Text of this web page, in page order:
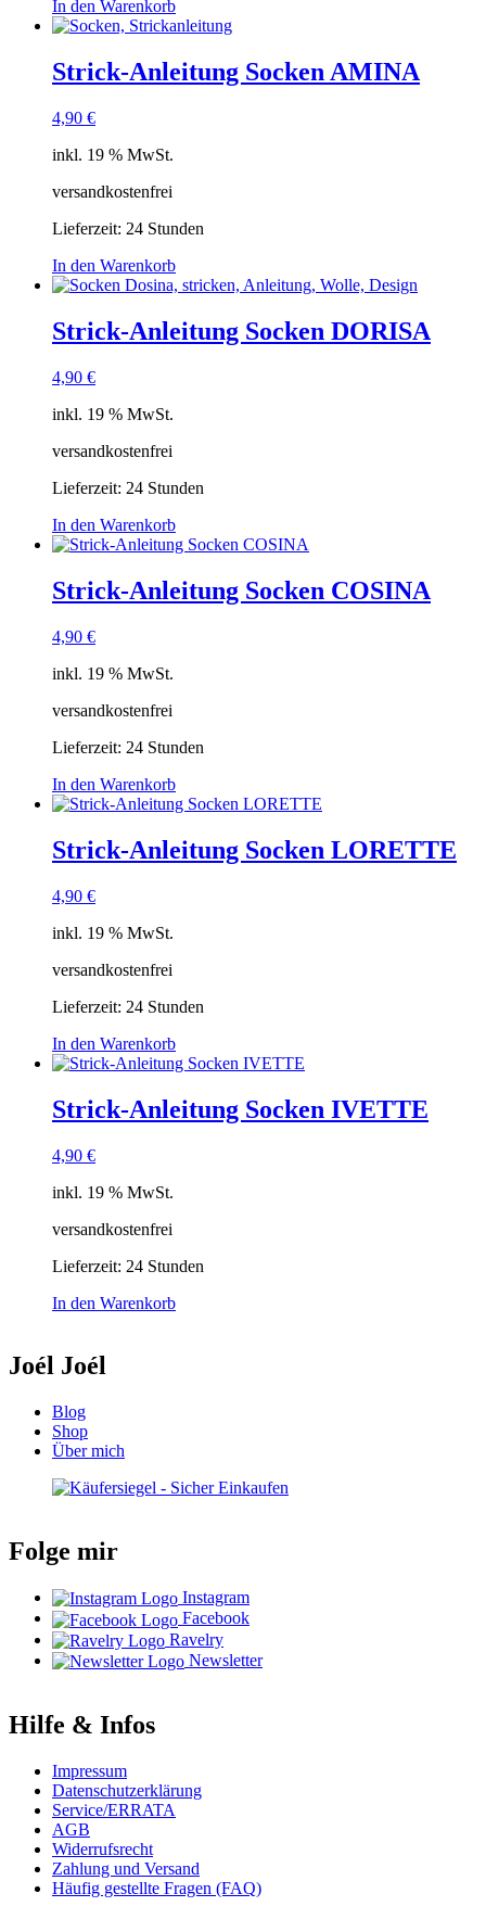
In den Warenkorb
Strick-Anleitung Socken AMINA
4,90 €
inkl. 19 % MwSt.
versandkostenfrei
Lieferzeit: 24 Stunden
In den Warenkorb
Strick-Anleitung Socken DORISA
4,90 €
inkl. 19 % MwSt.
versandkostenfrei
Lieferzeit: 24 Stunden
In den Warenkorb
Strick-Anleitung Socken COSINA
4,90 €
inkl. 19 % MwSt.
versandkostenfrei
Lieferzeit: 24 Stunden
In den Warenkorb
Strick-Anleitung Socken LORETTE
4,90 €
inkl. 19 % MwSt.
versandkostenfrei
Lieferzeit: 24 Stunden
In den Warenkorb
Strick-Anleitung Socken IVETTE
4,90 €
inkl. 19 % MwSt.
versandkostenfrei
Lieferzeit: 24 Stunden
In den Warenkorb
Joél Joél
Blog
Shop
Über mich
Folge mir
Instagram
Facebook
Ravelry
Newsletter
Hilfe & Infos
Impressum
Datenschutzerklärung
Service/ERRATA
AGB
Widerrufsrecht
Zahlung und Versand
Häufig gestellte Fragen (FAQ)